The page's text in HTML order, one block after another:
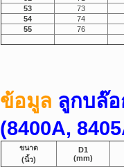
53
73
54
74
55
76
ข้อมูล ลูกบล๊อ
(8400A,
ขนาด
(นิ้ว)
D1
(mm)